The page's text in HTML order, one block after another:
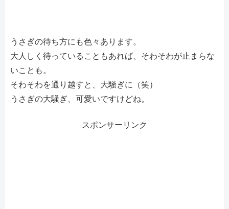
うさぎの待ち方にも色々あります。
大人しく待っていることもあれば、そわそわが止まらな
いことも。
そわそわを通り越すと、大騒ぎに（笑）
うさぎの大騒ぎ、可愛いですけどね。
スポンサーリンク